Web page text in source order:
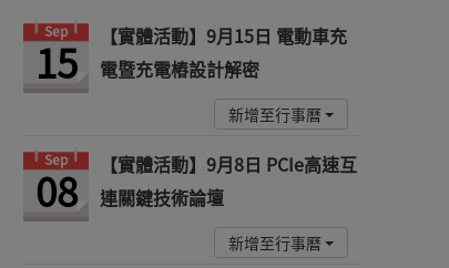
Sep
15
【實體活動】9月15日 電動車充
電暨充電樁設計解密
新增至行事曆
Sep
08
【實體活動】9月8日 PCIe高速互
連關鍵技術論壇
新增至行事曆